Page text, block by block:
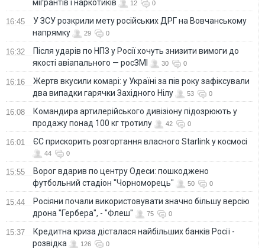
мігрантів і наркотиків
12 0
16:45
У ЗСУ розкрили мету російських ДРГ на Вовчанському
напрямку
29 0
16:32
Після ударів по НПЗ у Росії хочуть знизити вимоги до
якості авіапального — росЗМІ
30 0
16:16
Жертв вкусили комарі: у Україні за пів року зафіксували
два випадки гарячки Західного Нілу
53 0
16:08
Командира артилерійського дивізіону підозрюють у
продажу понад 100 кг тротилу
42 0
16:01 ЄС прискорить розгортання власного Starlink у космосі
44 0
15:55
Ворог вдарив по центру Одеси: пошкоджено
футбольний стадіон "Чорноморець"
50 0
15:44
Росіяни почали використовувати значно більшу версію
дрона "Гербера", - "Флеш"
75 0
15:37
Кредитна криза дісталася найбільших банків Росії -
розвідка
126 0